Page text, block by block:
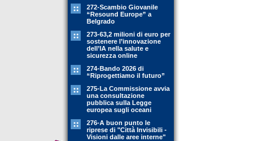
272-Scambio Giovanile
“Resound Europe” a
Belgrado
273-63,2 milioni di euro per
sostenere l’innovazione
dell’IA nella salute e
sicurezza online
274-Bando 2026 di
“Riprogettiamo il futuro”
275-La Commissione avvia
una consultazione
pubblica sulla Legge
europea sugli oceani
276-A buon punto le
riprese di "Città Invisibili -
Visioni dalle aree interne"